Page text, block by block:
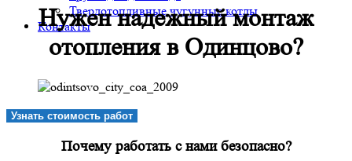
Твердотопливные чугунные котлы
Контакты
Нужен надежный монтаж
отопления в Одинцово?
Узнать стоимость работ
Почему работать с нами безопасно?